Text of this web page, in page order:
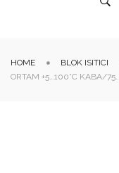
HOME BLOK ISITICI
ORTAM +5…100°C KABA/